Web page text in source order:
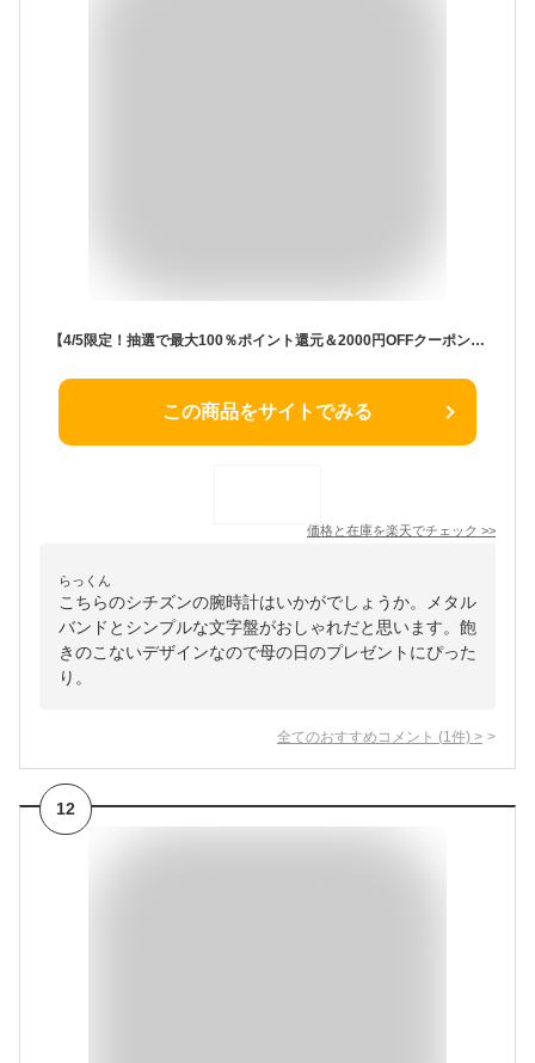
【4/5限定！抽選で最大100％ポイント還元＆2000円OFFクーポン04/4 20:00から】 シチズン ウィッカ wicca ソーラー KH9-914-15 レディース 腕時計 時計 メタルバンド シルバー レースパターンダイヤル
この商品をサイトでみる
価格と在庫を楽天でチェック >>
らっくん
こちらのシチズンの腕時計はいかがでしょうか。メタル
バンドとシンプルな文字盤がおしゃれだと思います。飽
きのこないデザインなので母の日のプレゼントにぴった
り。
全てのおすすめコメント (1 件) >
12